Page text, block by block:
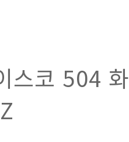
스코 504 화